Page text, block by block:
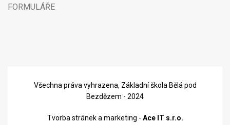
FORMULÁŘE
Všechna práva vyhrazena, Základní škola Bělá pod
Bezdězem - 2024
Tvorba stránek a marketing - Ace IT s.r.o.